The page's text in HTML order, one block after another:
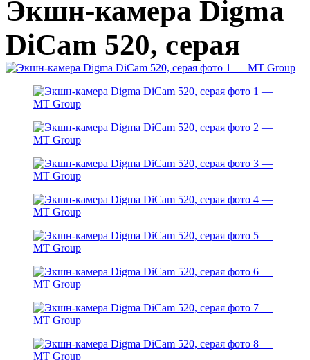
Экшн-камера Digma
DiCam 520, серая